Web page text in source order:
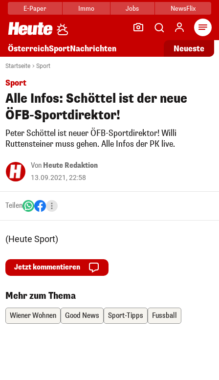
E-Paper Immo Jobs NewsFlix
ÖsterreichSportNachrichten Neueste
Startseite Sport
Sport
Alle Infos: Schöttel ist der neue
ÖFB-Sportdirektor!
Peter Schöttel ist neuer ÖFB-Sportdirektor! Willi
Ruttensteiner muss gehen. Alle Infos der PK live.
Von Heute Redaktion
13.09.2021, 22:58
Teilen
(Heute Sport)
Jetzt kommentieren
Mehr zum Thema
Wiener Wohnen Good News Sport-Tipps Fussball